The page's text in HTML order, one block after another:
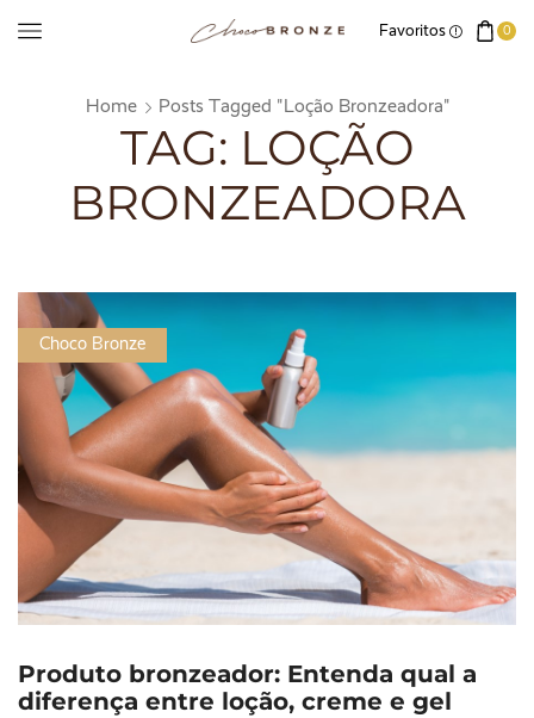
Favoritos 0
Home Posts Tagged "loção Bronzeadora"
TAG: LOÇÃO
BRONZEADORA
Choco Bronze
Produto bronzeador: Entenda qual a
diferença entre loção, creme e gel